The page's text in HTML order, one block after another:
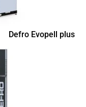
Defro Evopell plus